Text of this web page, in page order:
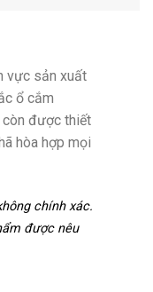
vực sản xuất
ổ cắm
còn được thiết
hòa hợp mọi
chính xác.
được nêu